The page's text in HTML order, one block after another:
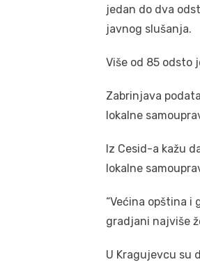
jedan do dva
javnog slušanja.
Više od 85 odsto
Zabrinjava
lokalne
Iz Cesid-a kažu
lokalne
“Većina opština i
gradjani najviše
U Kragujevcu su